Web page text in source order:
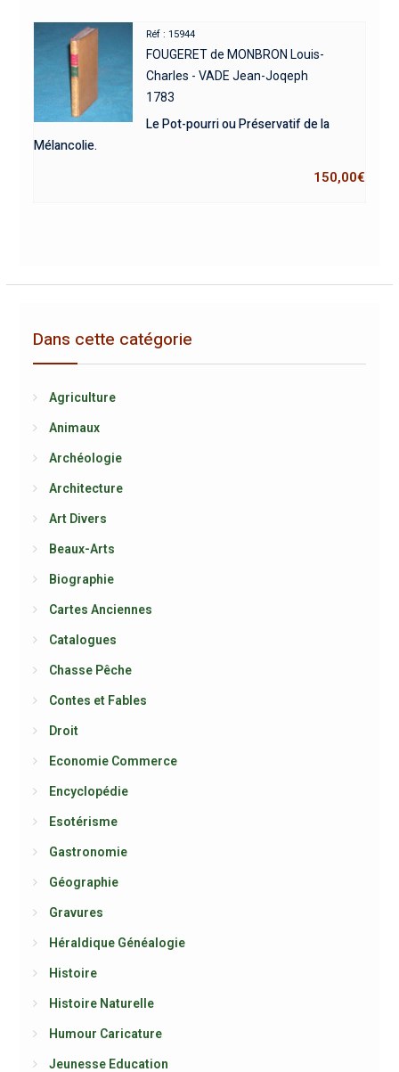
Réf : 15944
FOUGERET de MONBRON Louis-
Charles - VADE Jean-Joqeph
1783
Le Pot-pourri ou Préservatif de la
Mélancolie.
150,00€
Dans cette catégorie
Agriculture
Animaux
Archéologie
Architecture
Art Divers
Beaux-Arts
Biographie
Cartes Anciennes
Catalogues
Chasse Pêche
Contes et Fables
Droit
Economie Commerce
Encyclopédie
Esotérisme
Gastronomie
Géographie
Gravures
Héraldique Généalogie
Histoire
Histoire Naturelle
Humour Caricature
Jeunesse Education